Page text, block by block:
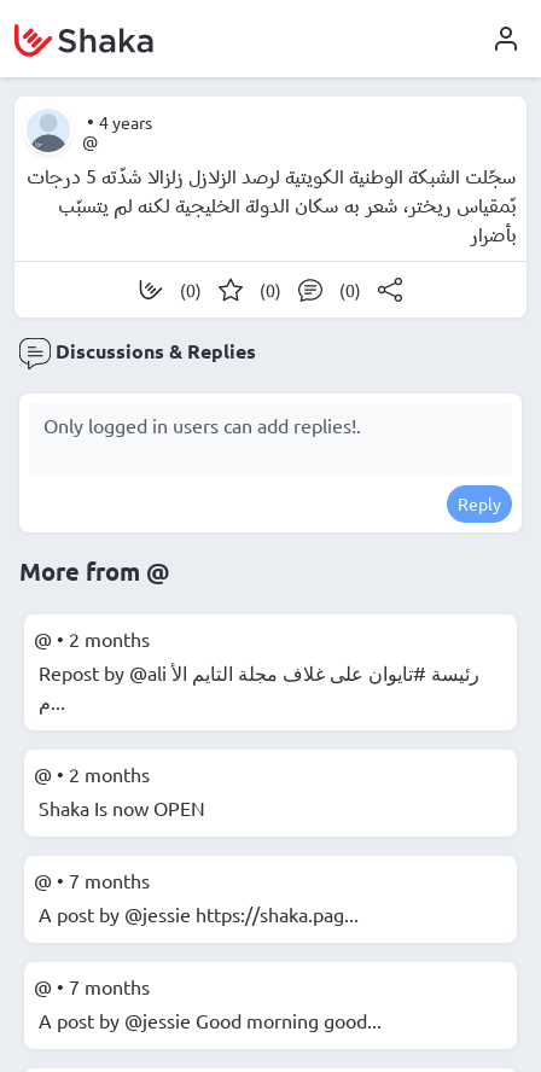
• 4 years
@
سجّلت الشبكة الوطنية الكويتية لرصد الزلازل زلزالا شدّته 5 درجات
بّمقياس ريختر، شعر به سكان الدولة الخليجية لكنه لم يتسبّب
بأضرار
(0) (0) (0)
Discussions & Replies
Reply
More from @
@ • 2 months
Repost by @ali رئيسة #تايوان على غلاف مجلة التايم الأ
@ • 2 months
Shaka Is now OPEN
@ • 7 months
A post by @jessie https://shaka.pag...
@ • 7 months
A post by @jessie Good morning good...